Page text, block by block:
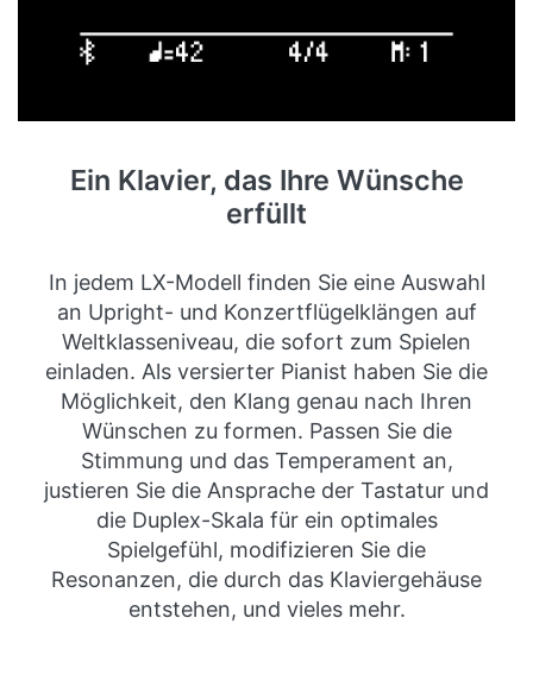
Ein Klavier, das Ihre Wünsche
erfüllt
In jedem LX-Modell finden Sie eine Auswahl
an Upright- und Konzertflügelklängen auf
Weltklasseniveau, die sofort zum Spielen
einladen. Als versierter Pianist haben Sie die
Möglichkeit, den Klang genau nach Ihren
Wünschen zu formen. Passen Sie die
Stimmung und das Temperament an,
justieren Sie die Ansprache der Tastatur und
die Duplex-Skala für ein optimales
Spielgefühl, modifizieren Sie die
Resonanzen, die durch das Klaviergehäuse
entstehen, und vieles mehr.